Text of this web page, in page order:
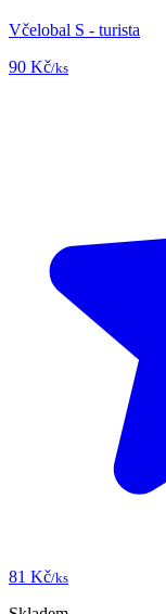
Včelobal S - turista
90 Kč/ks
81 Kč/ks